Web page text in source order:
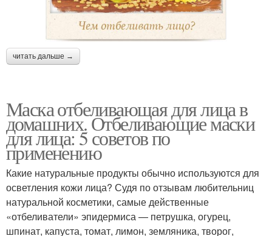
читать дальше →
Маска отбеливающая для лица в
домашних. Отбеливающие маски
для лица: 5 советов по
применению
Какие натуральные продукты обычно используются для
осветления кожи лица? Судя по отзывам любительниц
натуральной косметики, самые действенные
«отбеливатели» эпидермиса — петрушка, огурец,
шпинат, капуста, томат, лимон, земляника, творог,